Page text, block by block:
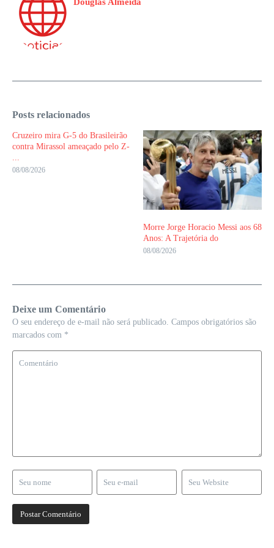
Douglas Almeida
Posts relacionados
Cruzeiro mira G-5 do Brasileirão
contra Mirassol ameaçado pelo Z-
...
08/08/2026
Morre Jorge Horacio Messi aos 68
Anos: A Trajetória do
08/08/2026
Deixe um Comentário
O seu endereço de e-mail não será publicado. Campos obrigatórios são
marcados com *